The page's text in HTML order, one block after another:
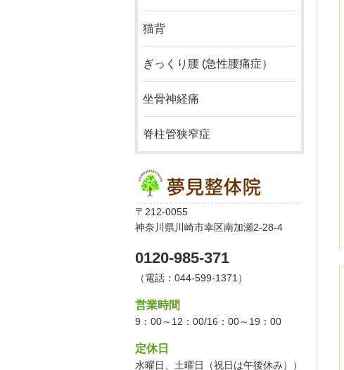
猫背
ぎっくり腰 (急性腰痛症）
坐骨神経痛
脊柱管狭窄症
〒212-0055
神奈川県川崎市幸区南加瀬2-28-4
0120-985-371
（電話：044-599-1371）
営業時間
9：00～12：00/16：00～19：00
定休日
水曜日、土曜日（祝日は午後休み））